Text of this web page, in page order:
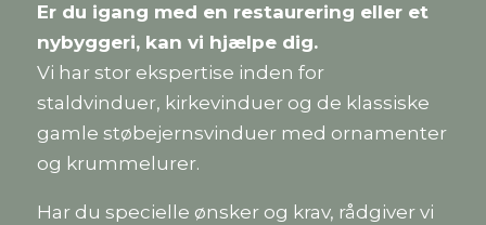
varesiden
flere
varianter.
Mulighederne
kan
vælges
varesiden
Er du igang med en restaurering eller et
nybyggeri, kan vi hjælpe dig.
Vi har stor ekspertise inden for
staldvinduer, kirkevinduer og de klassiske
gamle støbejernsvinduer med ornamenter
og krummelurer.
Har du specielle ønsker og krav, rådgiver vi